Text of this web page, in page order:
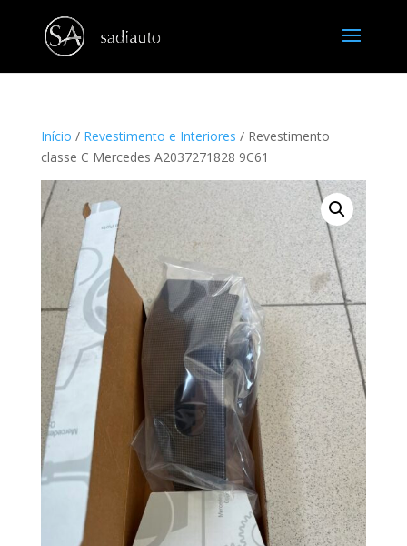
Início / Revestimento e Interiores / Revestimento
classe C Mercedes A2037271828 9C61